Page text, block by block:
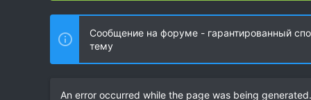
Сообщение на форуме - гарантированный
тему
An error occurred while the page was being